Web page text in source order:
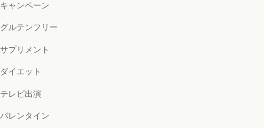
キャンペーン
グルテンフリー
サプリメント
ダイエット
テレビ出演
バレンタイン